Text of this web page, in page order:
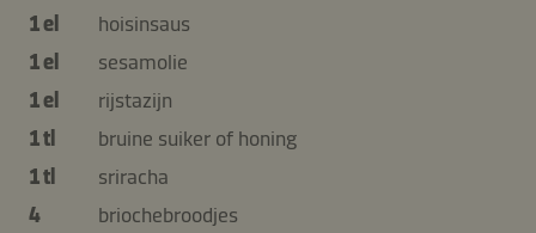
1 el
hoisinsaus
1 el
sesamolie
1 el
rijstazijn
1 tl
bruine suiker of honing
1 tl
sriracha
4
briochebroodjes